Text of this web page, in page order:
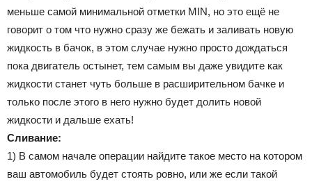
меньше самой минимальной отметки MIN, но это ещё не
говорит о том что нужно сразу же бежать и заливать новую
жидкость в бачок, в этом случае нужно просто дождаться
пока двигатель остынет, тем самым вы даже увидите как
жидкости станет чуть больше в расширительном бачке и
только после этого в него нужно будет долить новой
жидкости и дальше ехать!
Сливание:
1) В самом начале операции найдите такое место на котором
ваш автомобиль будет стоять ровно, или же если такой